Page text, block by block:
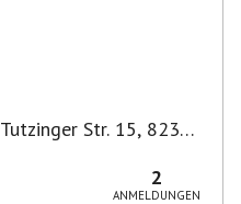
Tutzinger Str. 15, 82340
2
ANMELDUNGEN